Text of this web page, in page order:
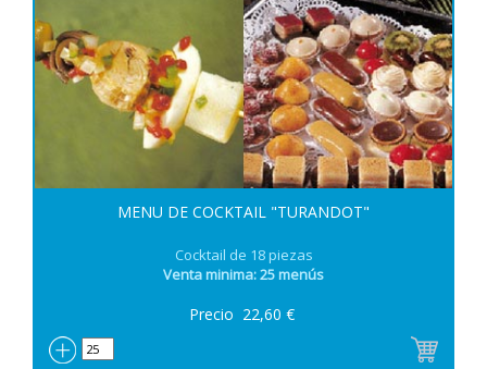
MENU DE COCKTAIL "TURANDOT"
Cocktail de 18 piezas
Venta minima: 25 menús
Precio 22,60 €